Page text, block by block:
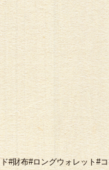
#財布#ロングウォレット#